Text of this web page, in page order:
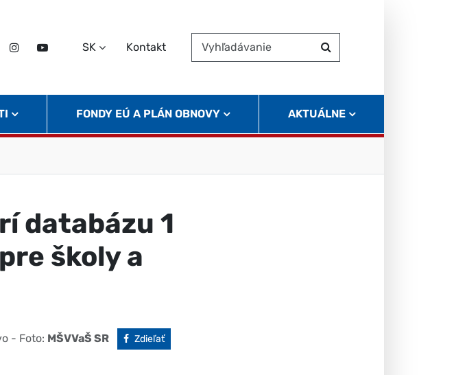
Instagram
Twitter
SK Kontakt
Vyhľadávanie
Hľadať
FONDY EÚ A PLÁN OBNOVY AKTUÁLNE
databázu 1
školy a
- Foto: MŠVVaŠ SR Facebook
Zdieľať